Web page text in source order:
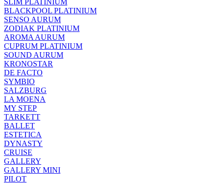
SLIM PLATINIUM
BLACKPOOL PLATINIUM
SENSO AURUM
ZODIAK PLATINIUM
AROMA AURUM
CUPRUM PLATINIUM
SOUND AURUM
KRONOSTAR
DE FACTO
SYMBIO
SALZBURG
LA MOENA
MY STEP
TARKETT
BALLET
ESTETICA
DYNASTY
CRUISE
GALLERY
GALLERY MINI
PILOT